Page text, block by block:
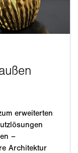
erweiterten
–
Architektur